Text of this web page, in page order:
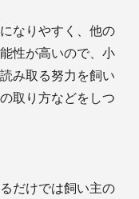
なりやすく、他の
性が高いので、小
み取る努力を飼い
取り方などをしつ
だけでは飼い主の